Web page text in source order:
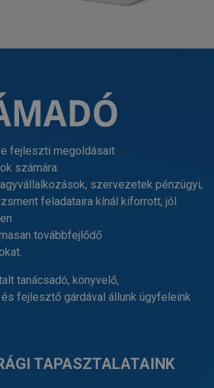
fejleszti megoldásait
számára.
szervezetek pénzügyi,
feladataira kínál kiforrott, jól
továbbfejlődő
tanácsadó, könyvelő,
fejlesztő gárdával állunk ügyfeleink
TAPASZTALATAINK